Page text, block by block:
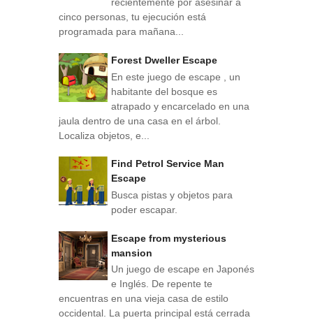
cinco personas, tu ejecución está
programada para mañana...
Forest Dweller Escape
En este juego de escape , un
habitante del bosque es
atrapado y encarcelado en una
jaula dentro de una casa en el árbol.
Localiza objetos, e...
Find Petrol Service Man
Escape
Busca pistas y objetos para
poder escapar.
Escape from mysterious
mansion
Un juego de escape en Japonés
e Inglés. De repente te
encuentras en una vieja casa de estilo
occidental. La puerta principal está cerrada